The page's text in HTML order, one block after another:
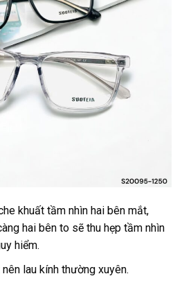
khuất tầm nhìn hai bên mắt,
hai bên to sẽ thu hẹp tầm nhìn
hiểm.
lau kính thường xuyên.